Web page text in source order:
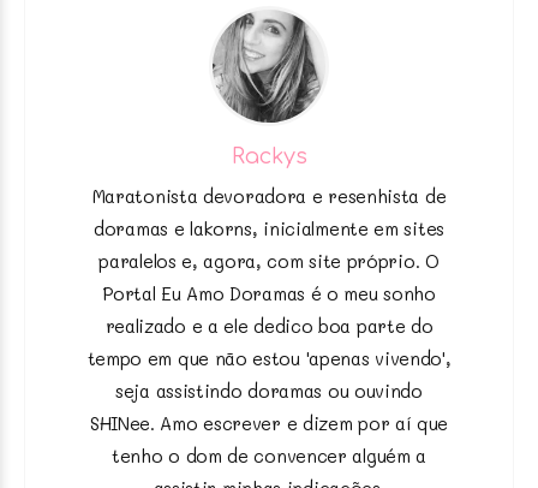
Rackys
Maratonista devoradora e resenhista de
doramas e lakorns, inicialmente em sites
paralelos e, agora, com site próprio. O
Portal Eu Amo Doramas é o meu sonho
realizado e a ele dedico boa parte do
tempo em que não estou 'apenas vivendo',
seja assistindo doramas ou ouvindo
SHINee. Amo escrever e dizem por aí que
tenho o dom de convencer alguém a